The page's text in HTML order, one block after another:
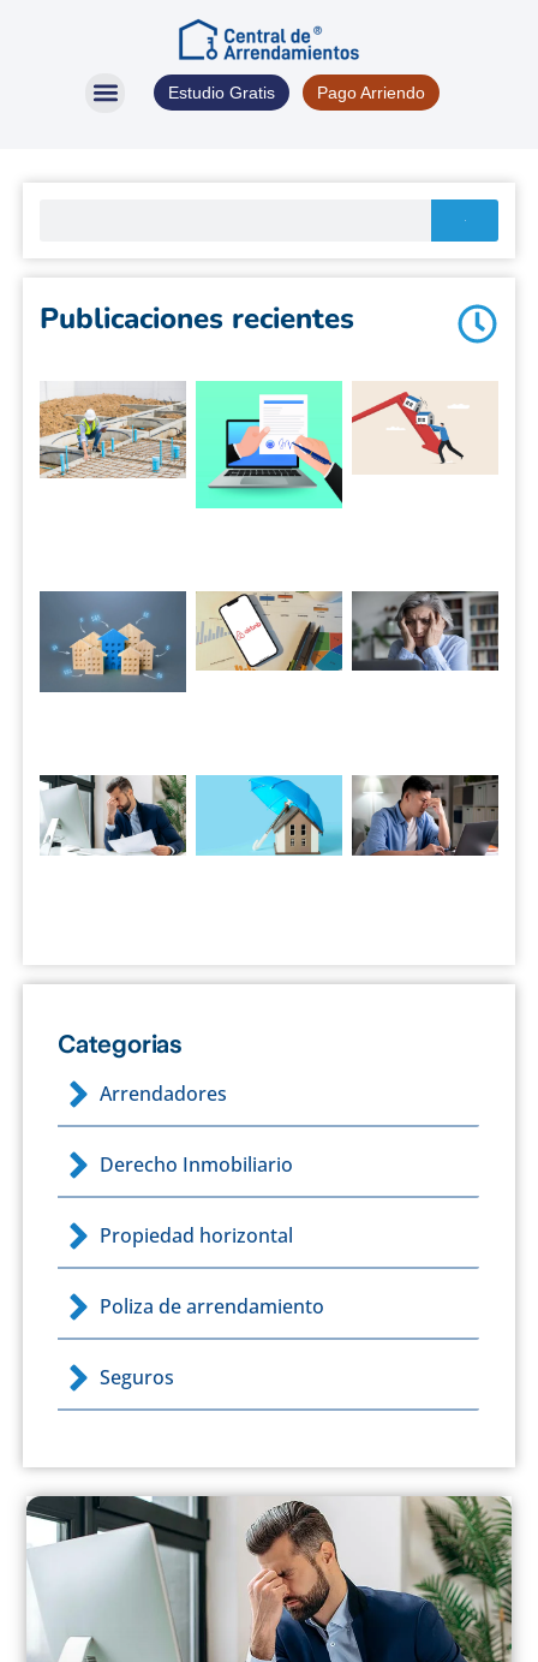
Estudio Gratis Pago Arriendo
Publicaciones recientes
Categorias
Arrendadores
Derecho Inmobiliario
Propiedad horizontal
Poliza de arrendamiento
Seguros